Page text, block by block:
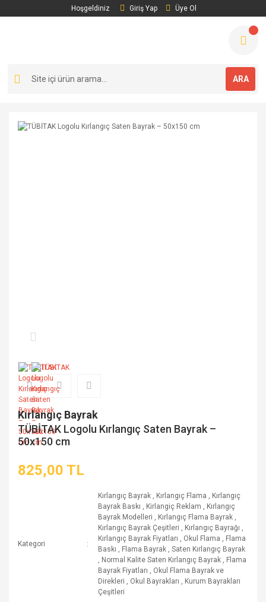
Hoşgeldiniz Giriş Yap Üye Ol
ARA
Kırlangıç Bayrak
TÜBİTAK Logolu Kırlangıç Saten Bayrak –
50x150 cm
825,00 TL
Kategori
Kırlangıç Bayrak , Kırlangıç Flama , Kırlangıç
Bayrak Baskı , Kirlangiç Reklam , Kırlangıç
Bayrak Modelleri , Kırlangıç Flama Bayrak ,
Kırlangıç Bayrak Çeşitleri , Kırlangıç Bayrağı ,
Kırlangıç Bayrak Fiyatları , Okul Flama , Flama
Baskı , Flama Bayrak ,Saten Kırlangıç Bayrak
, Normal Kalite Saten Kırlangıç Bayrak , Flama
Bayrak Fiyatları , Okul Flama Bayrak ve
Direkleri , Okul Bayrakları , Kurum Bayrakları
Çeşitleri